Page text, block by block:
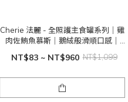
Cherie 法麗 - 全照護主食罐系列｜雞
肉佐鮪魚慕斯｜鵝絨般滑順口感｜
165g
NT$83 ~ NT$960 NT$1,099